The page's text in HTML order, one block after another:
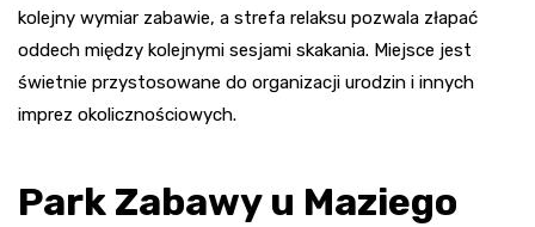
kolejny wymiar zabawie, a strefa relaksu pozwala złapać
oddech między kolejnymi sesjami skakania. Miejsce jest
świetnie przystosowane do organizacji urodzin i innych
imprez okolicznościowych.
Park Zabawy u Maziego